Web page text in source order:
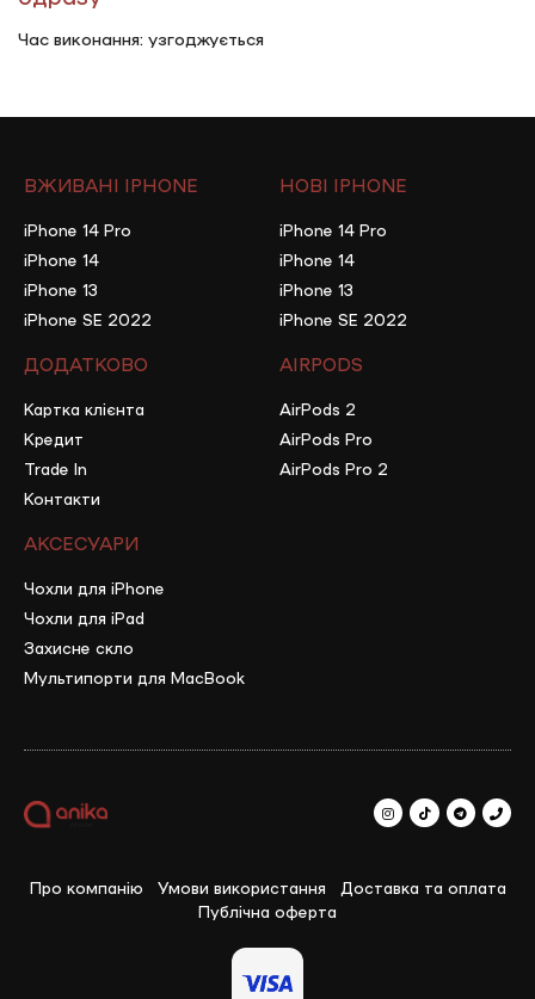
Час виконання: узгоджується
ВЖИВАНІ IPHONE
iPhone 14 Pro
iPhone 14
iPhone 13
iPhone SE 2022
НОВІ IPHONE
iPhone 14 Pro
iPhone 14
iPhone 13
iPhone SE 2022
ДОДАТКОВО
Картка клієнта
Кредит
Trade In
Контакти
AIRPODS
AirPods 2
AirPods Pro
AirPods Pro 2
АКСЕСУАРИ
Чохли для iPhone
Чохли для iPad
Захисне скло
Мультипорти для MacBook
Про компанію Умови використання
Доставка та оплата
Публічна оферта